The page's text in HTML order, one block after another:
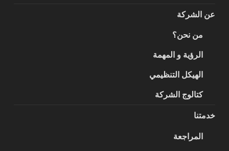
عن الشركة
من نحن؟
الرؤية و المهمة
الهيكل التنظيمي
كتالوج الشركة
خدمتنا
المراجعة